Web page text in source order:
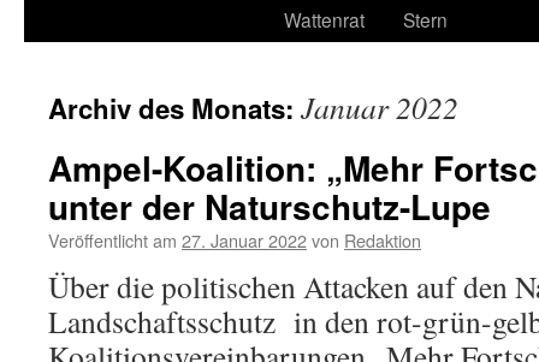
Wattenrat
Stern
Archiv des Monats: Januar 2022
Ampel-Koalition: „Mehr
unter der Naturschutz-Lupe
Veröffentlicht am 27. Januar 2022von Redaktion
Über die politischen Attacken auf den
Landschaftsschutz in den rot-grün-